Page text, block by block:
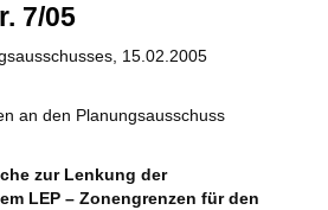
7/05
15.02.2005
an den Planungsausschuss
zur Lenkung der
LEP – Zonengrenzen für den